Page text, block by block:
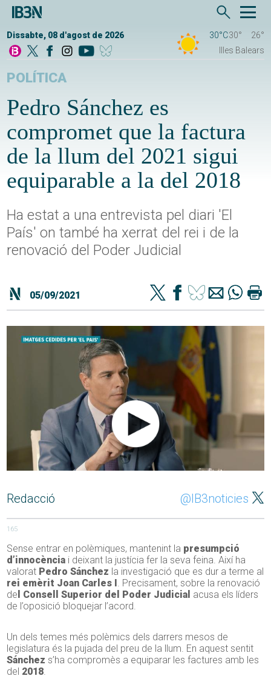
Dissabte, 08 d'agost de 2026 30°C30°
26°
Illes Balears
POLÍTICA
Pedro Sánchez es
compromet que la factura
de la llum del 2021 sigui
equiparable a la del 2018
Ha estat a una entrevista pel diari 'El
País' on també ha xerrat del rei i de la
renovació del Poder Judicial
05/09/2021
Redacció @IB3noticies
165
Sense entrar en polèmiques, mantenint la presumpció
d’innocència i deixant la justícia fer la seva feina. Així ha
valorat Pedro Sánchez la investigació que es dur a terme al
rei emèrit Joan Carles I . Precisament, sobre la renovació
de l Consell Superior del Poder Judicial acusa els líders
de l’oposició bloquejar l’acord.
Un dels temes més polèmics dels darrers mesos de
legislatura és la pujada del preu de la llum. En aquest sentit
Sánchez s’ha compromès a equiparar les factures amb les
del 2018.